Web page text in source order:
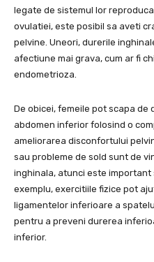
legate de sistemul lor
ovulatiei, este posibil sa aveti
pelvine. Uneori, durerile
afectiune mai grava, cum ar fi
endometrioza.
De obicei, femeile pot scapa de
abdomen inferior folosind o
ameliorarea disconfortului
sau probleme de sold sunt de
inghinala, atunci este important
exemplu, exercitiile fizice pot
ligamentelor inferioare a
pentru a preveni durerea
inferior.